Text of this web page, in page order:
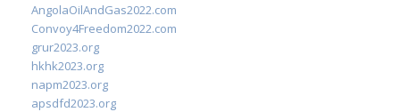
AngolaOilAndGas2022.com
Convoy4Freedom2022.com
grur2023.org
hkhk2023.org
napm2023.org
apsdfd2023.org